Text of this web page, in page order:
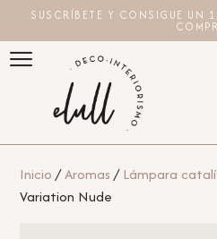
SUSCRÍBETE Y CONSIGUE UN
Inicio/Aromas/Lámpara
Variation Nude